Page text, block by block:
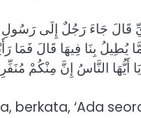
جَاءَ رَجُلٌ إِلَى رَسُولِ
يُطِيلُ بِنَا فِيهَا قَالَ
أَيُّهَا النَّاسُ إِنَّ مِنْكُمْ
berkata, ‘Ada